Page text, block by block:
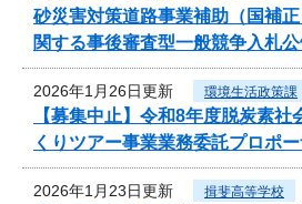
砂災害対策道路事業補助（国補
関する事後審査型一般競争入札
2026年1月26日更新 環境生活政策課
【募集中止】令和8年度脱炭素
くりツアー事業業務委託プロポ
2026年1月23日更新 揖斐高等学校